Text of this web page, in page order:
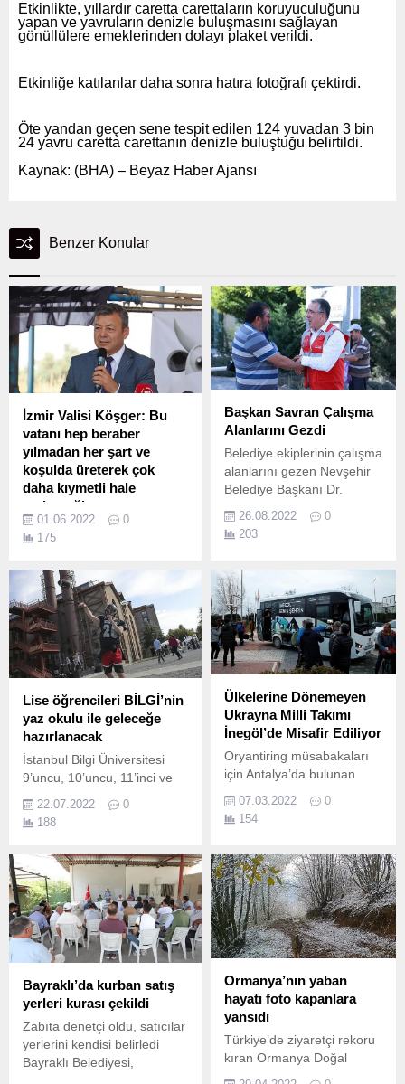
Etkinlikte, yıllardır caretta carettaların koruyuculuğunu
yapan ve yavruların denizle buluşmasını sağlayan
gönüllülere emeklerinden dolayı plaket verildi.
Etkinliğe katılanlar daha sonra hatıra fotoğrafı çektirdi.
Öte yandan geçen sene tespit edilen 124 yuvadan 3 bin
24 yavru caretta carettanın denizle buluştuğu belirtildi.
Kaynak: (BHA) – Beyaz Haber Ajansı
Benzer Konular
İzmir Valisi Köşger: Bu
vatanı hep beraber
yılmadan her şart ve
koşulda üreterek çok
daha kıymetli hale
getireceğiz
1 Haziran Dünya Süt Günü,
İzmir’in tüm ilçelerinde
01.06.2022
0
175
Başkan Savran Çalışma
Alanlarını Gezdi
Belediye ekiplerinin çalışma
alanlarını gezen Nevşehir
Belediye Başkanı Dr.
26.08.2022
0
203
Lise öğrencileri BİLGİ’nin
yaz okulu ile geleceğe
hazırlanacak
İstanbul Bilgi Üniversitesi
9’uncu, 10’uncu, 11’inci ve
yönelik 8-19 Ağustos 2022
tarihlerinde
“BİLGİ Lise Yaz Okulu”
düzenliyor.
22.07.2022
0
188
Ülkelerine Dönemeyen
Ukrayna Milli Takımı
İnegöl’de Misafir Ediliyor
Oryantiring müsabakaları
için Antalya’da bulunan
Oryantiring Milli Takımı,
Rusya-Ukrayna savaşı
dönemedi.
07.03.2022
0
154
Bayraklı’da kurban satış
yerleri kurası çekildi
Zabıta denetçi oldu, satıcılar
yerlerini kendisi belirledi
Bayraklı Belediyesi,
Ormanya’nın yaban
hayatı foto kapanlara
yansıdı
Türkiye’de ziyaretçi rekoru
kıran Ormanya Doğal
Yaşam Parkında, yaban